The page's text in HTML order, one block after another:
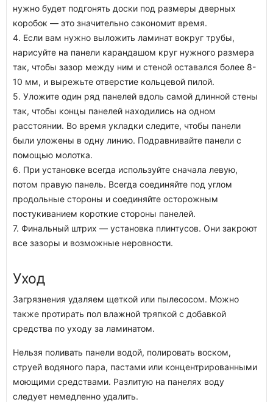
нужно будет подгонять доски под размеры дверных
коробок — это значительно сэкономит время.
4. Если вам нужно выложить ламинат вокруг трубы,
нарисуйте на панели карандашом круг нужного размера
так, чтобы зазор между ним и стеной оставался более 8-
10 мм, и вырежьте отверстие кольцевой пилой.
5. Уложите один ряд панелей вдоль самой длинной стены
так, чтобы концы панелей находились на одном
расстоянии. Во время укладки следите, чтобы панели
были уложены в одну линию. Подравнивайте панели с
помощью молотка.
6. При установке всегда используйте сначала левую,
потом правую панель. Всегда соединяйте под углом
продольные стороны и соединяйте осторожным
постукиванием короткие стороны панелей.
7. Финальный штрих — установка плинтусов. Они закроют
все зазоры и возможные неровности.
Уход
Загрязнения удаляем щеткой или пылесосом. Можно
также протирать пол влажной тряпкой с добавкой
средства по уходу за ламинатом.
Нельзя поливать панели водой, полировать воском,
струей водяного пара, пастами или концентрированными
моющими средствами. Разлитую на панелях воду
следует немедленно удалить.